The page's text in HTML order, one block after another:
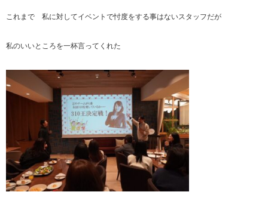
これまで 私に対してイベントで忖度をする事はないスタッフだが
私のいいところを一杯言ってくれた